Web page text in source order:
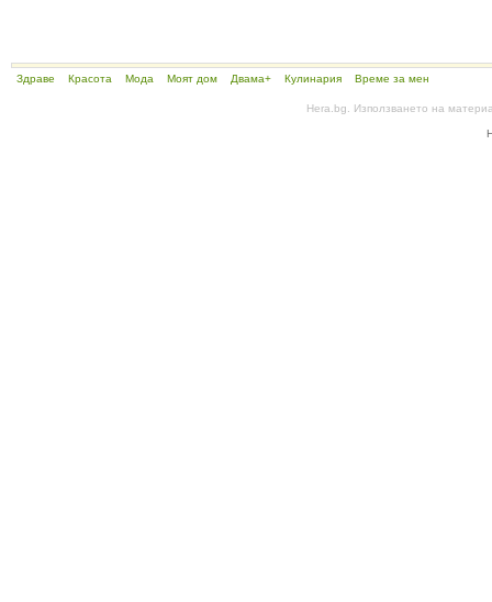
Здраве Красота Мода Моят дом Двама+ Кулинария Време за мен
Hera.bg. Използването на